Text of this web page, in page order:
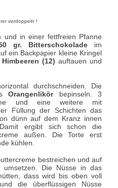
verdoppeln !
und in einer fettfreien Pfanne
gr. Bitterschokolade im
ein Backpapier kleine Kringel
Himbeeren (12) auftauen und
durchschneiden. Die
Orangenlikörbepinseln. 3
und eine weitere mit
Füllung der Schichten das
dünn auf dem Kranz innen
ergibt sich schon die
außen. Die Torte erst
kühlen.
bestreichen und auf
umsetzen. Die Nüsse in das
dass wird bis oben voll
die überflüssigen Nüsse